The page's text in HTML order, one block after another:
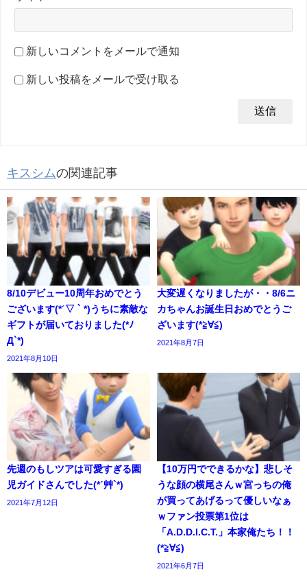
新しいコメントをメールで通知
新しい投稿をメールで受け取る
キスシムの関連記事
8/10デビュー10周年おめでとう
ございます(*ˊ▽ ` *)うちに素敵な
ギフトが届いておりました(*ﾉ
Д`*)
2021年8月10日
大変遅くなりましたが・・8/6ニ
カちゃんお誕生日おめでとうご
ざいます(*≧∀≦)
2021年8月7日
先週のもしツアは可愛すぎる園
児ガイドさんでした(*ˊ艸`*)
2021年7月12日
【10万円でできるかな】悲しそ
うな顔の横尾さんｗ宮っちの俺
が買ってあげるって優しいなぁ
ｗファン投票第1位は
「A.D.D.I.C.T.」本家俺たち！！
(*≧∀≦)
2021年6月7日